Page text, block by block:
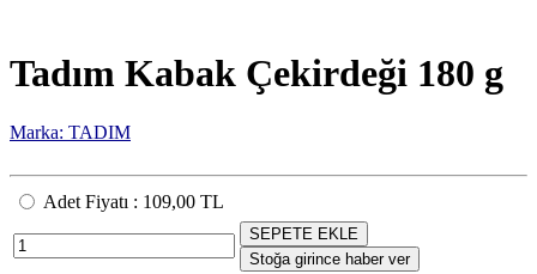
Tadım Kabak Çekirdeği 180 g
Marka: TADIM
Adet Fiyatı : 109,00 TL
SEPETE EKLE
Stoğa girince haber ver